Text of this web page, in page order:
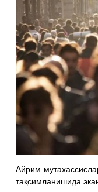
Айрим
тақсимланишида